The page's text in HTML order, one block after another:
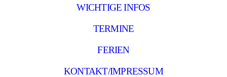
WICHTIGE INFOS
TERMINE
FERIEN
KONTAKT/IMPRESSUM